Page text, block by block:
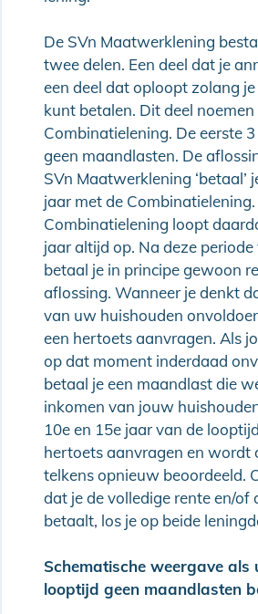
De SVn Maatwerklening
twee delen. Een deel dat je
een deel dat oploopt zolang
kunt betalen. Dit deel noemen
Combinatielening. De eerste
geen maandlasten. De
SVn Maatwerklening ‘betaal’
jaar met de Combinatielening.
Combinatielening loopt
jaar altijd op. Na deze
betaal je in principe gewoon
aflossing. Wanneer je denkt
van uw huishouden
een hertoets aanvragen. Als
op dat moment inderdaad
betaal je een maandlast die
inkomen van jouw
10e en 15e jaar van de
hertoets aanvragen en wordt
telkens opnieuw beoordeeld.
dat je de volledige rente en/of
betaalt, los je op beide
Schematische weergave als
looptijd geen maandlasten